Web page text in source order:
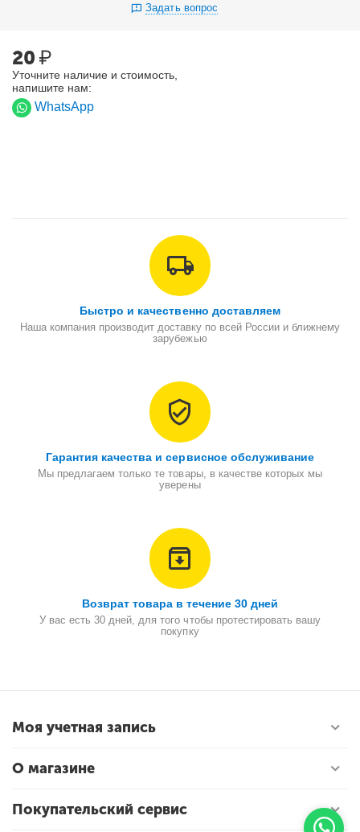
Задать вопрос
20₽
Уточните наличие и стоимость,
напишите нам:
WhatsApp
Быстро и качественно доставляем
Наша компания производит доставку по всей России и ближнему
зарубежью
Гарантия качества и сервисное обслуживание
Мы предлагаем только те товары, в качестве которых мы
уверены
Возврат товара в течение 30 дней
У вас есть 30 дней, для того чтобы протестировать вашу
покупку
Моя учетная запись
О магазине
Покупательский сервис